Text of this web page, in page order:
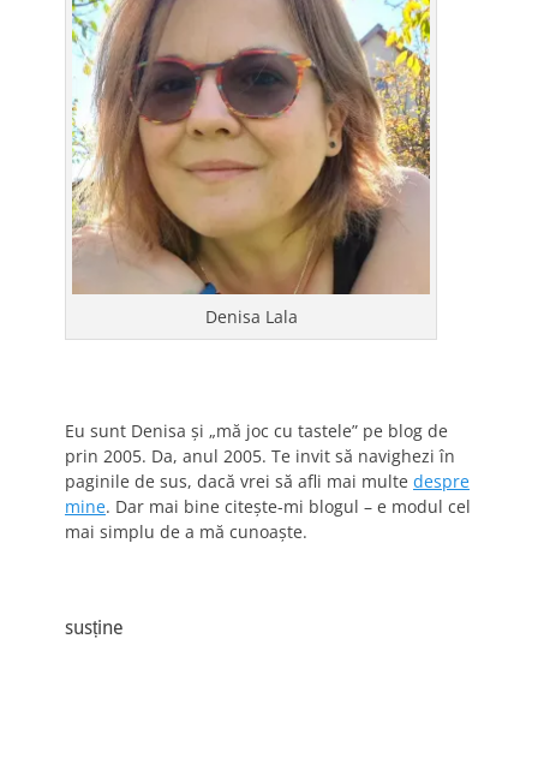
Denisa Lala
Eu sunt Denisa și „mă joc cu tastele” pe blog de
prin 2005. Da, anul 2005. Te invit să navighezi în
paginile de sus, dacă vrei să afli mai multe despre
mine. Dar mai bine citește-mi blogul – e modul cel
mai simplu de a mă cunoaște.
susține